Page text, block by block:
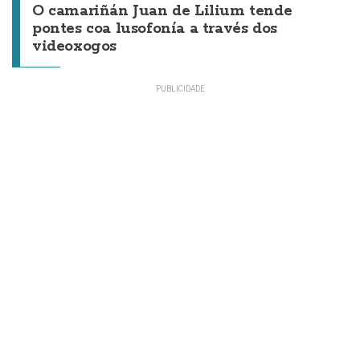
O camariñán Juan de Lilium tende
pontes coa lusofonía a través dos
videoxogos